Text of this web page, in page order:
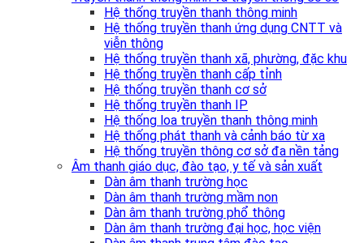
Hệ thống truyền thanh thông minh
Hệ thống truyền thanh ứng dụng CNTT và
viễn thông
Hệ thống truyền thanh xã, phường, đặc khu
Hệ thống truyền thanh cấp tỉnh
Hệ thống truyền thanh cơ sở
Hệ thống truyền thanh IP
Hệ thống loa truyền thanh thông minh
Hệ thống phát thanh và cảnh báo từ xa
Hệ thống truyền thông cơ sở đa nền tảng
Âm thanh giáo dục, đào tạo, y tế và sản xuất
Dàn âm thanh trường học
Dàn âm thanh trường mầm non
Dàn âm thanh trường phổ thông
Dàn âm thanh trường đại học, học viện